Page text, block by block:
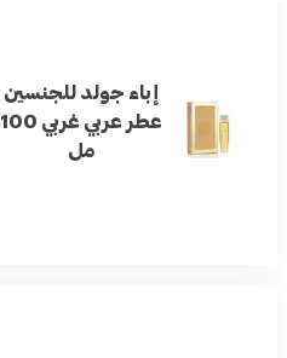
إباء جولد للجنسين
عطر عربي غربي 100
مل